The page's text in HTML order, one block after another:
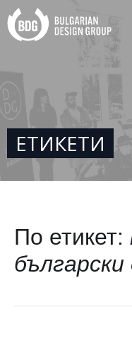
ЕТИКЕТИ
По етикет: